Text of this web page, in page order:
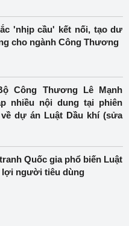
'nhịp cầu' kết nối, tạo dư
cho ngành Công Thương
Công Thương Lê Mạnh
nhiều nội dung tại phiên
dự án Luật Dầu khí (sửa
Quốc gia phổ biến Luật
lợi người tiêu dùng